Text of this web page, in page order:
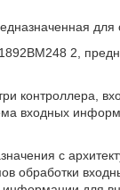
2,
контроллера,
входных
с
обработки